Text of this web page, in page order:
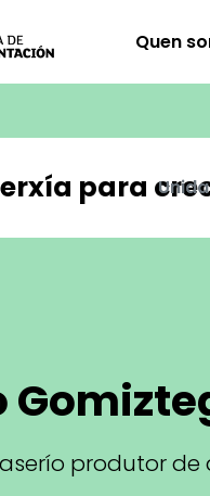
Quen
para
produtor de